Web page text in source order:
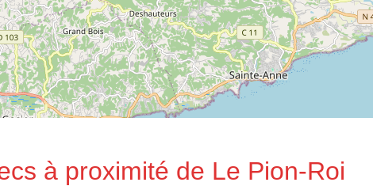
à proximité de Le Pion-Roi